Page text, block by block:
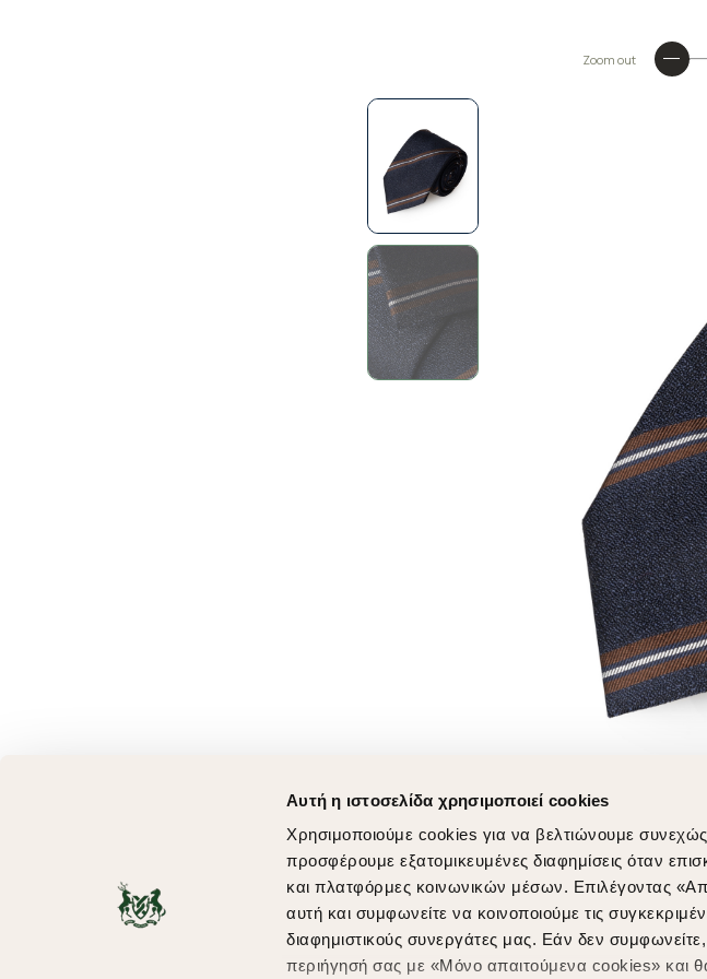
Αυτή η ιστοσελίδα χρησιμοποιεί cookies
Χρησιμοποιούμε cookies για να βελτιώνουμε
προσφέρουμε εξατομικευμένες διαφημίσεις όταν
και πλατφόρμες κοινωνικών μέσων. Επιλέγοντας
αυτή και συμφωνείτε να κοινοποιούμε τις
διαφημιστικούς συνεργάτες μας. Εάν δεν
περιήγησή σας με «Μόνο απαιτούμενα cookies» και
Zoom out